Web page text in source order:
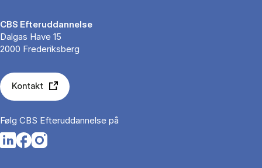
CBS Efteruddannelse
Dalgas Have 15
2000 Frederiksberg
Kontakt
Følg CBS Efteruddannelse på
Opens in a new tab
Opens in a new tab
Opens in a new tab